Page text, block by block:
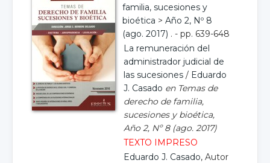
familia, sucesiones y
bioética > Año 2, Nº 8
(ago. 2017) . - pp. 639-648
La remuneración del
administrador judicial de
las sucesiones / Eduardo
J. Casado en Temas de
derecho de familia,
sucesiones y bioética,
Año 2, Nº 8 (ago. 2017)
TEXTO IMPRESO
Eduardo J. Casado, Autor